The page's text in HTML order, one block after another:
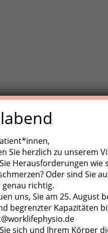
Medizinische
Zugapparate,
Sie herzlich zu unserem
Herausforderungen wie
Oder sind Sie
genau richtig.
uns, Sie am 25. August
begrenzter Kapazitäten
sich und Ihrem Körper